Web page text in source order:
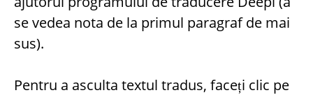
se vedea nota de la primul paragraf de mai
sus).
Pentru a asculta textul tradus, faceți clic pe